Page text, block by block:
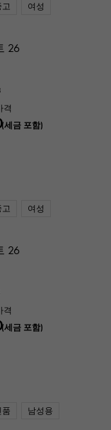
고 여성
26
격
(세금 포함)
고 여성
26
격
(세금 포함)
품 남성용